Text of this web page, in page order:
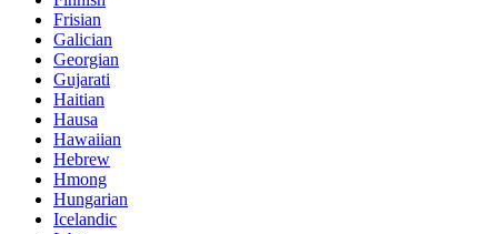
Frisian
Galician
Georgian
Gujarati
Haitian
Hausa
Hawaiian
Hebrew
Hmong
Hungarian
Icelandic